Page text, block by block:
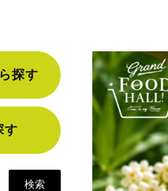
探す
す
検索